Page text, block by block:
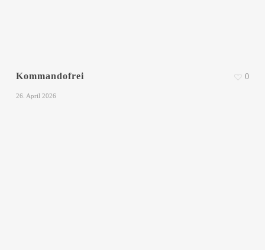
Kommandofrei
26. April 2026
0